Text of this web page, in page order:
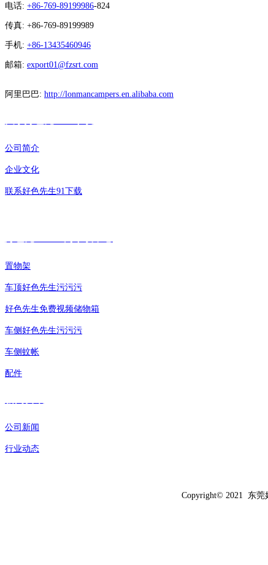
电话: +86-769-89199986-824
传真: +86-769-89199989
手机: +86-13435460946
邮箱: export01@fzsrt.com
阿里巴巴: http://lonmancampers.en.alibaba.com
公司简介
企业文化
联系好色先生91下载
置物架
车顶好色先生污污污
好色先生免费视频储物箱
车侧好色先生污污污
车侧蚊帐
配件
公司新闻
行业动态
Copyright© 2021 东